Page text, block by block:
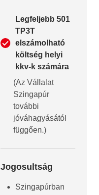
Legfeljebb 501
TP3T
elszámolható
költség helyi
kkv-k számára
(Az Vállalat
Szingapúr
további
jóváhagyásától
függően.)
Jogosultság
Szingapúrban